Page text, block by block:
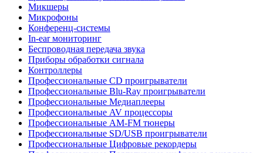
Микшеры
Микрофоны
Конференц-системы
In-ear мониторинг
Беспроводная передача звука
Приборы обработки сигнала
Контроллеры
Профессиональные СD проигрыватели
Профессиональные Blu-Ray проигрыватели
Профессиональные Медиаплееры
Профессиональные AV процессоры
Профессиональные AM-FM тюнеры
Профессиональные SD/USB проигрыватели
Профессиональные Цифровые рекордеры